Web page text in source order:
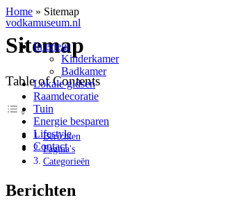
vodkamuseum.nl
Interieur
Kinderkamer
Badkamer
Lokale gidsen
Raamdecoratie
Tuin
Energie besparen
Lifestyle
Contact
Home » Sitemap
Sitemap
Table of Contents
Berichten
Pagina's
Categorieën
Berichten